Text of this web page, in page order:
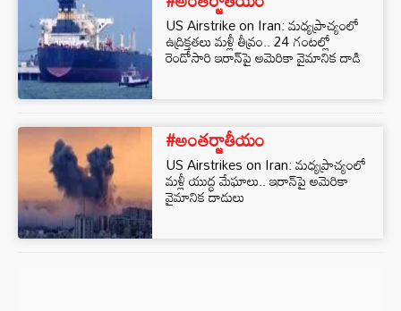
US Airstrike on Iran: మధ్యప్రాచ్యంలో
ఉద్రిక్తతలు మళ్లీ తీవ్రం.. 24 గంటల్లో
రెండోసారి ఇరాన్‌పై అమెరికా వైమానిక దాడి
#అంతర్జాతీయం
US Airstrikes on Iran: మధ్యప్రాచ్యంలో
మళ్లీ యుద్ధ మేఘాలు.. ఇరాన్‌పై అమెరికా
వైమానిక దాడులు